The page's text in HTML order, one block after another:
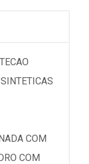
COM
COM